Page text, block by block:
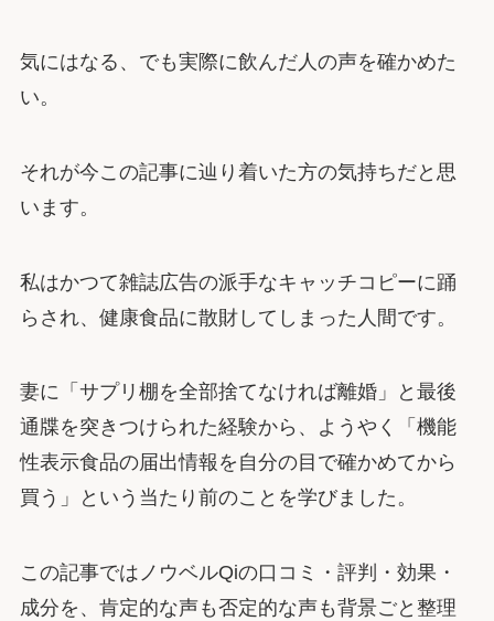
気にはなる、でも実際に飲んだ人の声を確かめた
い。
それが今この記事に辿り着いた方の気持ちだと思
います。
私はかつて雑誌広告の派手なキャッチコピーに踊
らされ、健康食品に散財してしまった人間です。
妻に「サプリ棚を全部捨てなければ離婚」と最後
通牒を突きつけられた経験から、ようやく「機能
性表示食品の届出情報を自分の目で確かめてから
買う」という当たり前のことを学びました。
この記事ではノウベルQiの口コミ・評判・効果・
成分を、肯定的な声も否定的な声も背景ごと整理